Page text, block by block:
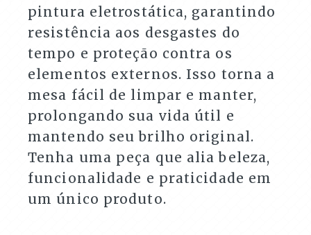
pintura eletrostática, garantindo
resistência aos desgastes do
tempo e proteção contra os
elementos externos. Isso torna a
mesa fácil de limpar e manter,
prolongando sua vida útil e
mantendo seu brilho original.
Tenha uma peça que alia beleza,
funcionalidade e praticidade em
um único produto.